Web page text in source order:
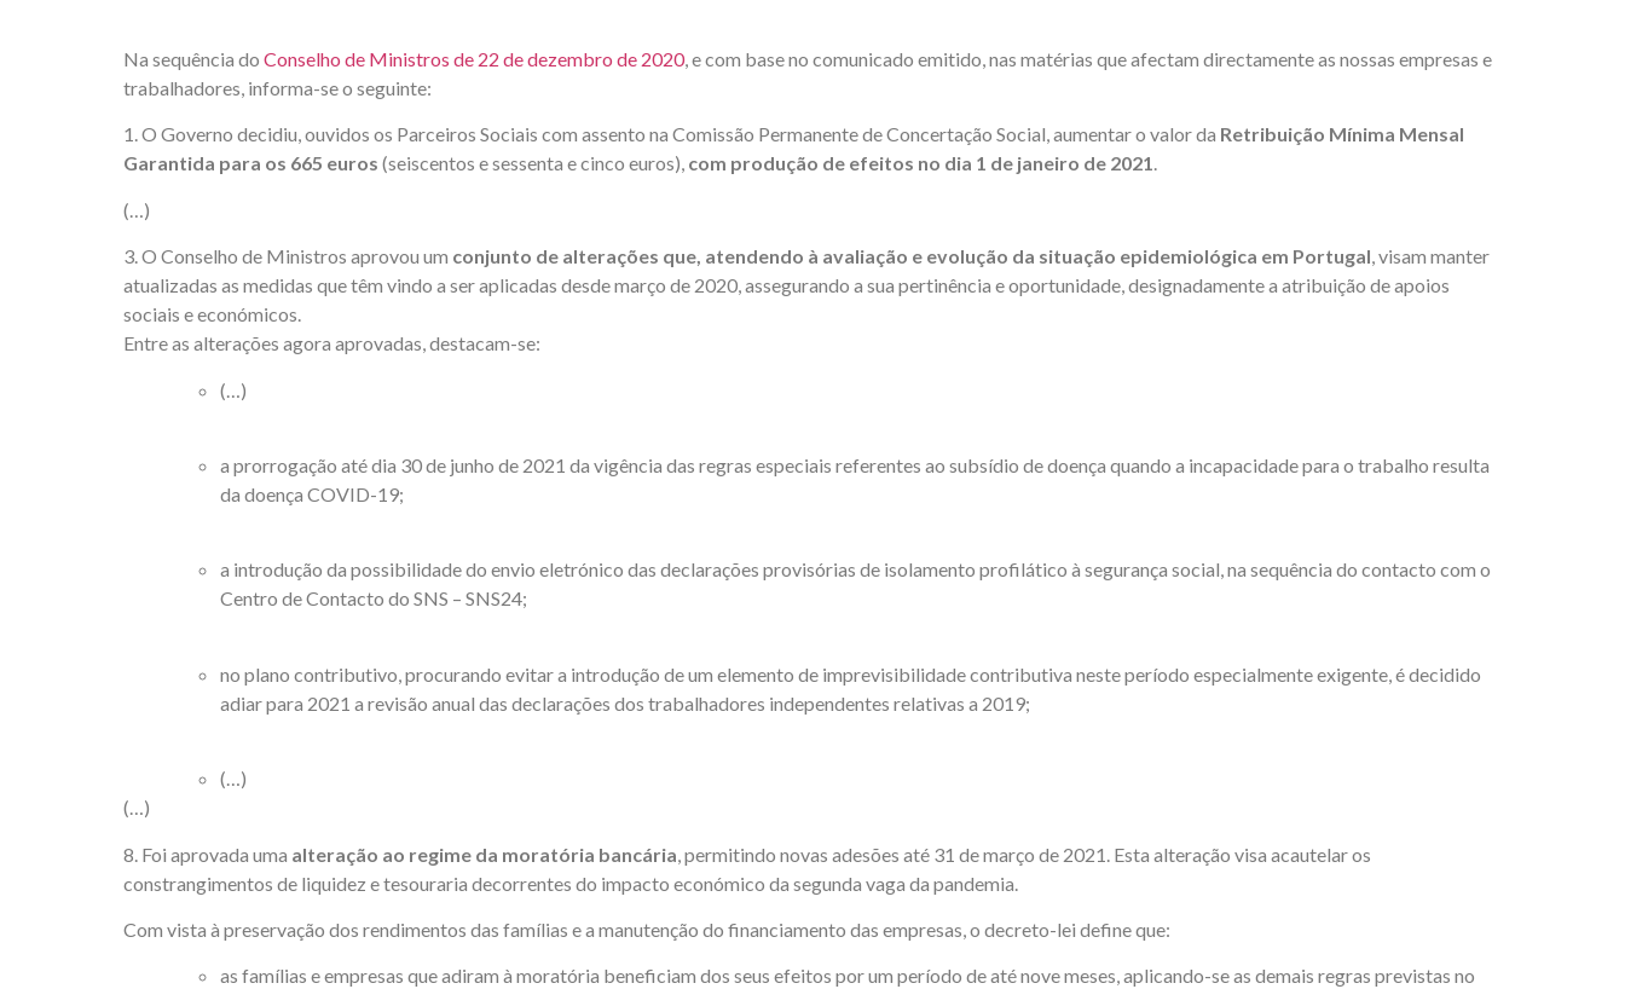
Na sequência do Conselho de Ministros de 22 de dezembro de 2020, e com base no comunicado emitido, nas matérias que afectam directamente as nossas empresas e
trabalhadores, informa-se o seguinte:
1. O Governo decidiu, ouvidos os Parceiros Sociais com assento na Comissão Permanente de Concertação Social, aumentar o valor da Retribuição Mínima Mensal
Garantida para os 665 euros (seiscentos e sessenta e cinco euros), com produção de efeitos no dia 1 de janeiro de 2021.
(…)
3. O Conselho de Ministros aprovou um conjunto de alterações que, atendendo à avaliação e evolução da situação epidemiológica em Portugal, visam manter
atualizadas as medidas que têm vindo a ser aplicadas desde março de 2020, assegurando a sua pertinência e oportunidade, designadamente a atribuição de apoios
sociais e económicos.
Entre as alterações agora aprovadas, destacam-se:
(…)
a prorrogação até dia 30 de junho de 2021 da vigência das regras especiais referentes ao subsídio de doença quando a incapacidade para o trabalho resulta
da doença COVID-19;
a introdução da possibilidade do envio eletrónico das declarações provisórias de isolamento profilático à segurança social, na sequência do contacto com o
Centro de Contacto do SNS – SNS24;
no plano contributivo, procurando evitar a introdução de um elemento de imprevisibilidade contributiva neste período especialmente exigente, é decidido
adiar para 2021 a revisão anual das declarações dos trabalhadores independentes relativas a 2019;
(…)
(…)
8. Foi aprovada uma alteração ao regime da moratória bancária , permitindo novas adesões até 31 de março de 2021. Esta alteração visa acautelar os
constrangimentos de liquidez e tesouraria decorrentes do impacto económico da segunda vaga da pandemia.
Com vista à preservação dos rendimentos das famílias e a manutenção do financiamento das empresas, o decreto-lei define que:
as famílias e empresas que adiram à moratória beneficiam dos seus efeitos por um período de até nove meses, aplicando-se as demais regras previstas no